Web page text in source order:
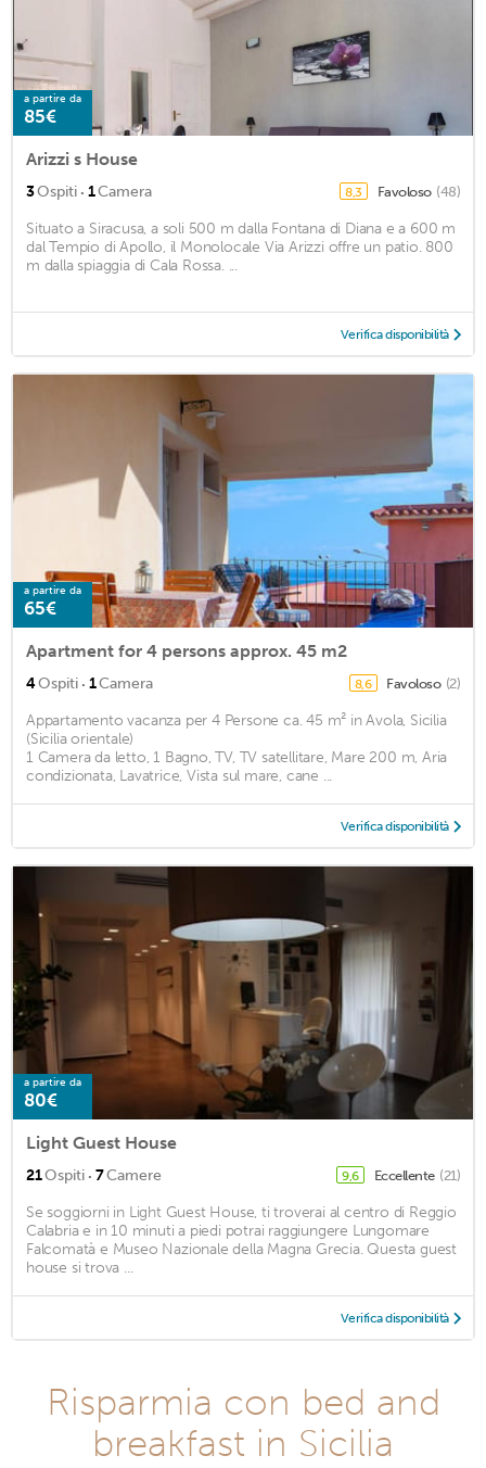
a partire da
85€
Arizzi s House
3Ospiti · 1Camera 8,3 Favoloso (48)
Situato a Siracusa, a soli 500 m dalla Fontana di Diana e a 600 m
dal Tempio di Apollo, il Monolocale Via Arizzi offre un patio. 800
m dalla spiaggia di Cala Rossa. ...
Verifica disponibilità
a partire da
65€
Apartment for 4 persons approx. 45 m2
4Ospiti · 1Camera 8,6 Favoloso (2)
Appartamento vacanza per 4 Persone ca. 45 m² in Avola, Sicilia
(Sicilia orientale)
1 Camera da letto, 1 Bagno, TV, TV satellitare, Mare 200 m, Aria
condizionata, Lavatrice, Vista sul mare, cane ...
Verifica disponibilità
a partire da
80€
Light Guest House
21Ospiti · 7Camere 9,6 Eccellente (21)
Se soggiorni in Light Guest House, ti troverai al centro di Reggio
Calabria e in 10 minuti a piedi potrai raggiungere Lungomare
Falcomatà e Museo Nazionale della Magna Grecia. Questa guest
house si trova ...
Verifica disponibilità
Risparmia con bed and
breakfast in Sicilia